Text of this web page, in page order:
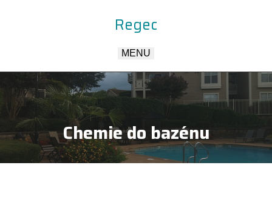
Regec
MENU
Chemie do bazénu